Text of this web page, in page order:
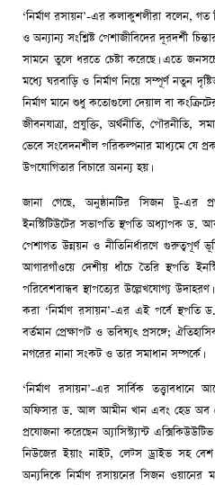
‘নির্মাণ রসায়ন’-এর কলাকুশলীরা বলেন, গত
ও অন্যান্য সংশ্লিষ্ট পেশাজীবিদের দূরদর্শী
সামনে তুলে ধরতে চেষ্টা করেছে। এতে
মধ্যে ঘরবাড়ি ও নির্মাণ নিয়ে সম্পূর্ণ নতুন
নির্মাণ মানে শুধু কতোগুলো দেয়াল বা
জীবনযাত্রা, প্রযুক্তি, অর্থনীতি, পৌরনীতি,
ভেবে সংবেদনশীল পরিকল্পনার মাধ্যমে যে
উপযোগিতার বিচারে অনন্য হয়।
জানা গেছে, অনুষ্ঠানটির সিজন টু-এর
ইনস্টিটিউটের সভাপতি স্থপতি অধ্যাপক ড.
পেশাগত উন্নয়ন ও নীতিনির্ধারণে গুরুত্বপূর্ণ
আগারগাঁওয়ে দেশীয় ধাঁচে তৈরি স্থপতি
পরিবেশবান্ধব স্থাপত্যের উল্লেখযোগ্য
করা ‘নির্মাণ রসায়ন’-এর এই পর্বে স্থপতি
বর্তমান প্রেক্ষাপট ও ভবিষ্যৎ প্রসঙ্গে;
নগরের নানা সংকট ও তার সমাধান সম্পর্কে।
‘নির্মাণ রসায়ন’-এর সার্বিক
অফিসার ড. আল আমীন খান এবং হেড অব
প্রযোজনা করেছেন অ্যাসিস্ট্যান্ট
নিউজের ইয়াং নাইট, লেট্স ড্রাইভ সহ বেশ
অন্যদিকে নির্মাণ রসায়নের সিজন ওয়ানের